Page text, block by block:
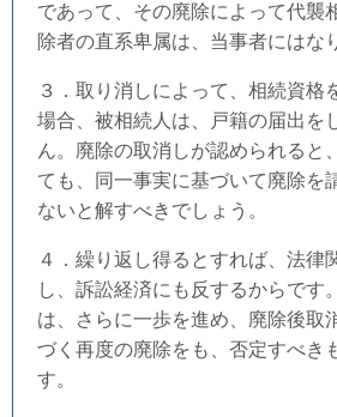
であって、その廃除によって代襲
除者の直系卑属は、当事者にはな
３．取り消しによって、相続資格
場合、被相続人は、戸籍の届出を
ん。廃除の取消しが認められると
ても、同一事実に基づいて廃除を
ないと解すべきでしょう。
４．繰り返し得るとすれば、法律
し、訴訟経済にも反するからです
は、さらに一歩を進め、廃除後取
づく再度の廃除をも、否定すべき
す。